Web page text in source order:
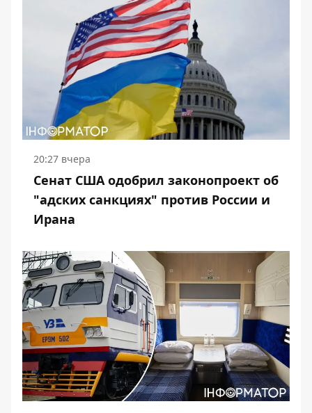
20:27 вчера
Сенат США одобрил законопроект об
"адских санкциях" против России и
Ирана